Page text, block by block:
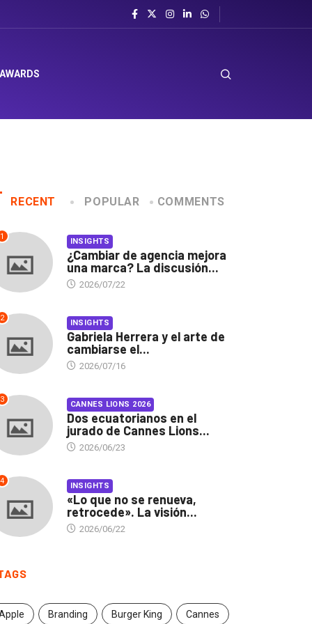
sombrero en Corporación Favorita
RECENT POPULAR COMMENTS
1 INSIGHTS
¿Cambiar de agencia mejora
una marca? La discusión...
2026/07/22
2 INSIGHTS
Gabriela Herrera y el arte de
cambiarse el...
2026/07/16
3 CANNES LIONS 2026
Dos ecuatorianos en el
jurado de Cannes Lions...
2026/06/23
4 INSIGHTS
«Lo que no se renueva,
retrocede». La visión...
2026/06/22
Branding Burger King Cannes